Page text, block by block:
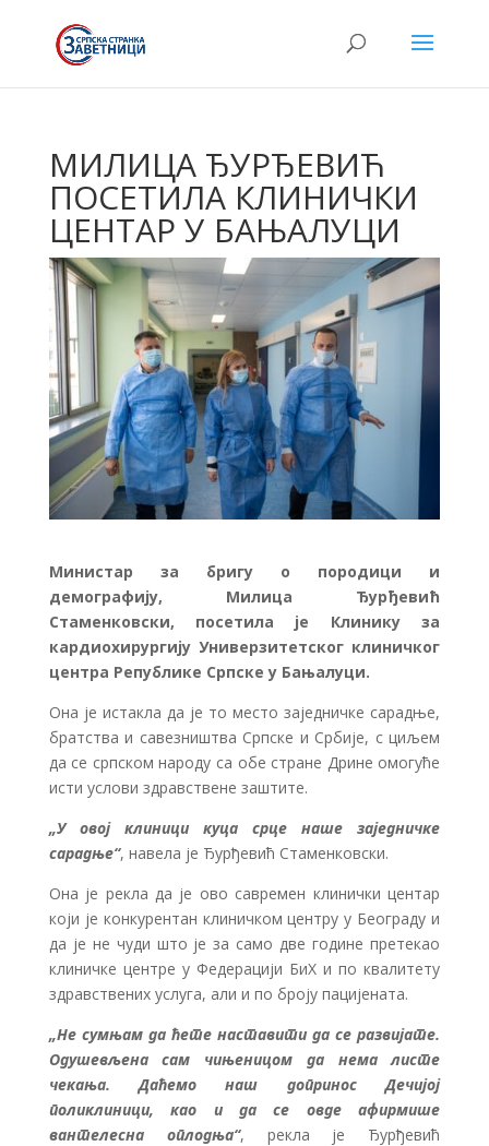
МИЛИЦА ЂУРЂЕВИЋ
ПОСЕТИЛА КЛИНИЧКИ
ЦЕНТАР У БАЊАЛУЦИ
Министар за бригу о породици и
демографију, Милица Ђурђевић
Стаменковски, посетила је Клинику за
кардиохирургију Универзитетског клиничког
центра Републике Српске у Бањалуци.
Она је истакла да је то место заједничке сарадње,
братства и савезништва Српске и Србије, с циљем
да се српском народу са обе стране Дрине омогуће
исти услови здравствене заштите.
„У овој клиници куца срце наше заједничке
сарадње“, навела је Ђурђевић Стаменковски.
Она је рекла да је ово савремен клинички центар
који је конкурентан клиничком центру у Београду и
да је не чуди што је за само две године претекао
клиничке центре у Федерацији БиХ и по квалитету
здравствених услуга, али и по броју пацијената.
„Не сумњам да ћете наставити да се развијате.
Одушевљена сам чињеницом да нема листе
чекања. Даћемо наш допринос Дечијој
поликлиници, као и да се овде афирмише
вантелесна оплодња“, рекла је Ђурђевић